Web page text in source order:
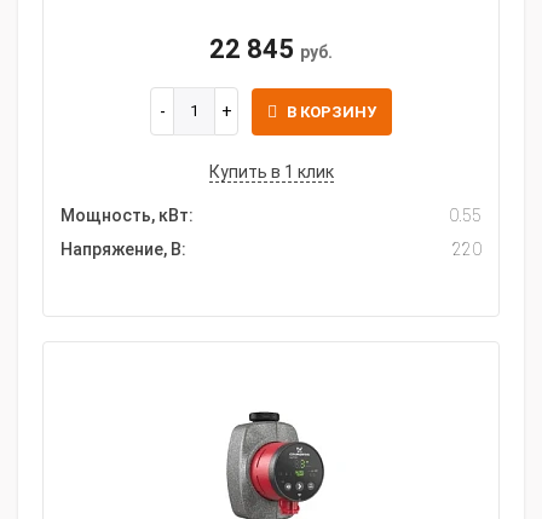
22 845 руб.
В КОРЗИНУ
Купить в 1 клик
Мощность, кВт:
0.55
Напряжение, В:
220